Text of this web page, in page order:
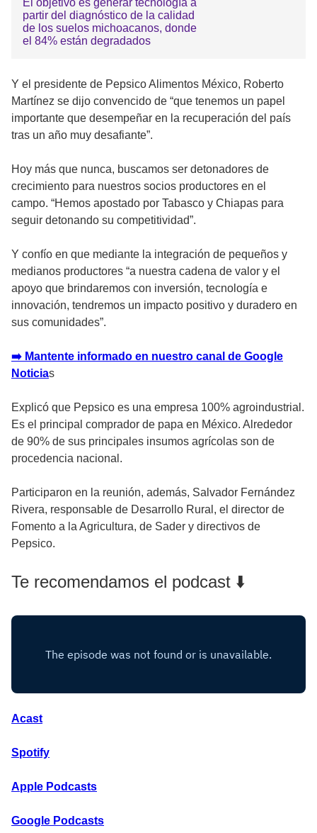
partir del diagnóstico de la calidad
de los suelos michoacanos, donde
el 84% están degradados
Y el presidente de Pepsico Alimentos México, Roberto
Martínez se dijo convencido de “que tenemos un papel
importante que desempeñar en la recuperación del país
tras un año muy desafiante”.
Hoy más que nunca, buscamos ser detonadores de
crecimiento para nuestros socios productores en el
campo. “Hemos apostado por Tabasco y Chiapas para
seguir detonando su competitividad”.
Y confío en que mediante la integración de pequeños y
medianos productores “a nuestra cadena de valor y el
apoyo que brindaremos con inversión, tecnología e
innovación, tendremos un impacto positivo y duradero en
sus comunidades”.
➡️ Mantente informado en nuestro canal de Google
Noticias
Explicó que Pepsico es una empresa 100% agroindustrial.
Es el principal comprador de papa en México. Alrededor
de 90% de sus principales insumos agrícolas son de
procedencia nacional.
Participaron en la reunión, además, Salvador Fernández
Rivera, responsable de Desarrollo Rural, el director de
Fomento a la Agricultura, de Sader y directivos de
Pepsico.
Te recomendamos el podcast ⬇️
Acast
Spotify
Apple Podcasts
Google Podcasts